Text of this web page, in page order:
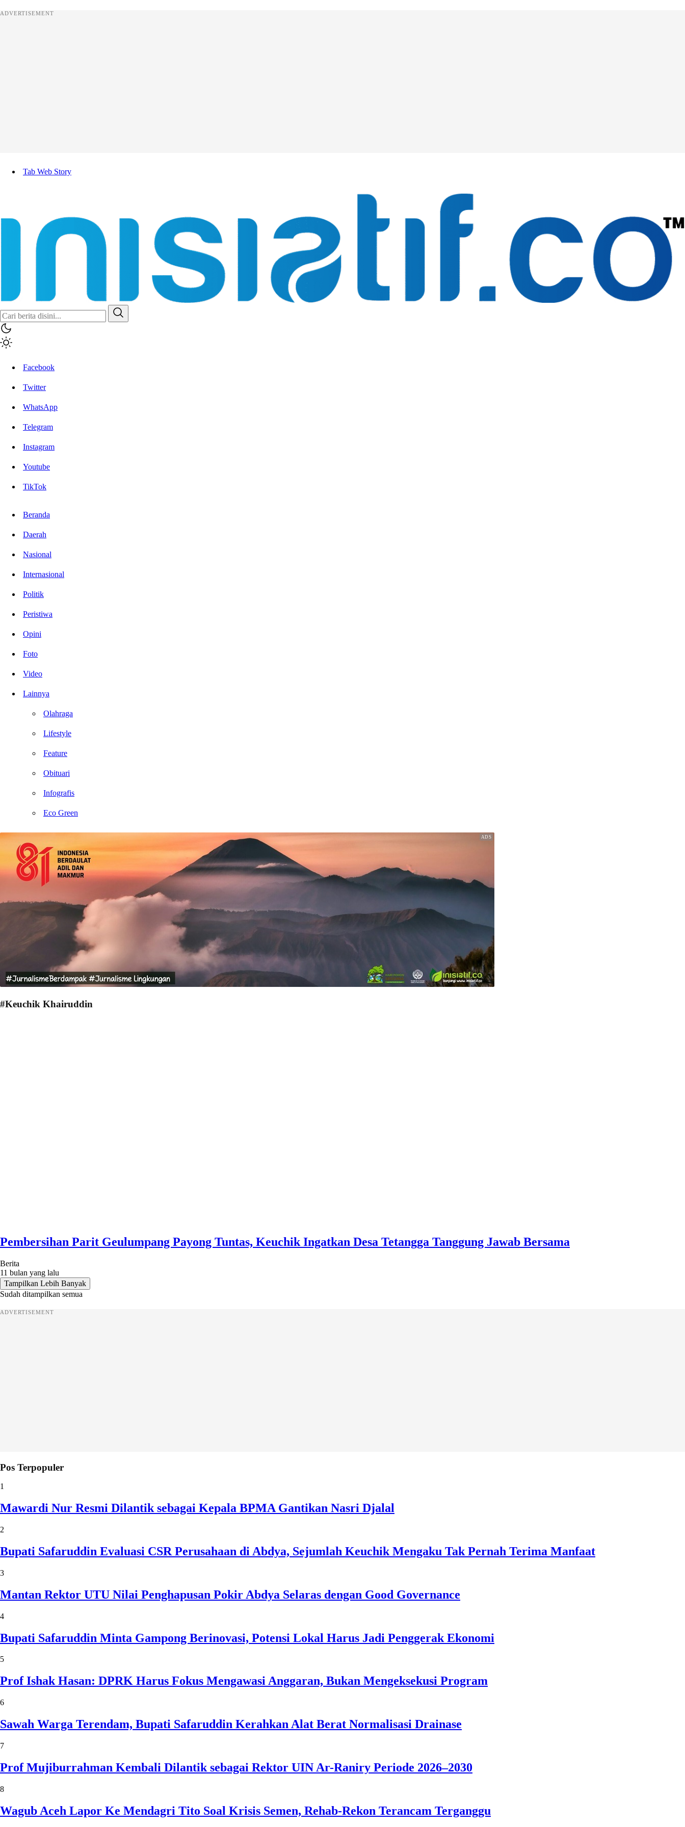
ADVERTISEMENT
Tab Web Story
Inisiatif.co
Stay Connected Stay Informed
Facebook
Twitter
WhatsApp
Telegram
Instagram
Youtube
TikTok
Beranda
Daerah
Nasional
Internasional
Politik
Peristiwa
Opini
Foto
Video
Lainnya
Olahraga
Lifestyle
Feature
Obituari
Infografis
Eco Green
#Keuchik Khairuddin
Pembersihan Parit Geulumpang Payong Tuntas, Keuchik Ingatkan Desa Tetangga Tanggung Jawab Bersama
Berita
11 bulan yang lalu
Tampilkan Lebih Banyak
Sudah ditampilkan semua
ADVERTISEMENT
Pos Terpopuler
1
Mawardi Nur Resmi Dilantik sebagai Kepala BPMA Gantikan Nasri Djalal
2
Bupati Safaruddin Evaluasi CSR Perusahaan di Abdya, Sejumlah Keuchik Mengaku Tak Pernah Terima Manfaat
3
Mantan Rektor UTU Nilai Penghapusan Pokir Abdya Selaras dengan Good Governance
4
Bupati Safaruddin Minta Gampong Berinovasi, Potensi Lokal Harus Jadi Penggerak Ekonomi
5
Prof Ishak Hasan: DPRK Harus Fokus Mengawasi Anggaran, Bukan Mengeksekusi Program
6
Sawah Warga Terendam, Bupati Safaruddin Kerahkan Alat Berat Normalisasi Drainase
7
Prof Mujiburrahman Kembali Dilantik sebagai Rektor UIN Ar-Raniry Periode 2026–2030
8
Wagub Aceh Lapor Ke Mendagri Tito Soal Krisis Semen, Rehab-Rekon Terancam Terganggu